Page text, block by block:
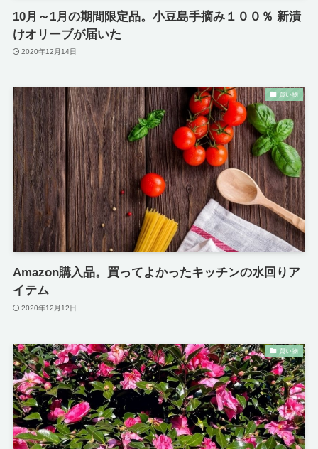
10月～1月の期間限定品。小豆島手摘み１００％ 新漬
けオリーブが届いた
2020年12月14日
買い物
Amazon購入品。買ってよかったキッチンの水回りア
イテム
2020年12月12日
買い物